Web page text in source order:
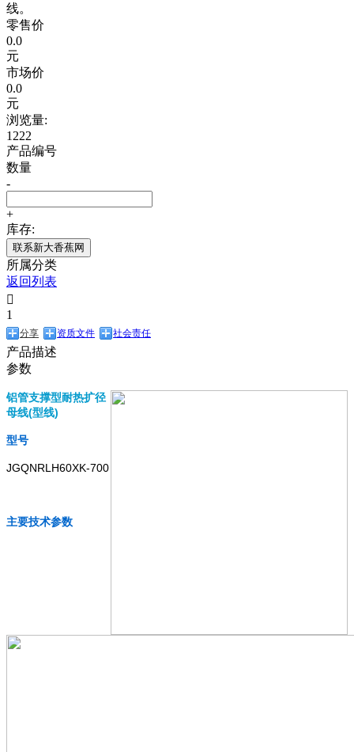
线。
零售价
0.0
元
市场价
0.0
元
浏览量:
1222
产品编号
数量
-
+
库存:
联系新大香蕉网
所属分类
返回列表

1
分享 资质文件 社会责任
产品描述
参数
铝管支撑型耐热扩径
母线(型线)
型号
JGQNRLH60XK-700
主要技术参数